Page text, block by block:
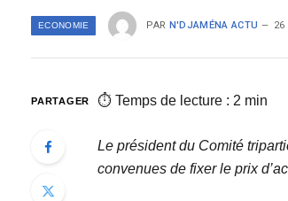
ECONOMIE PAR N'DJAMÉNA ACTU 26
PARTAGER ⏱ Temps de lecture : 2 min
Le président du Comité
convenues de fixer le prix